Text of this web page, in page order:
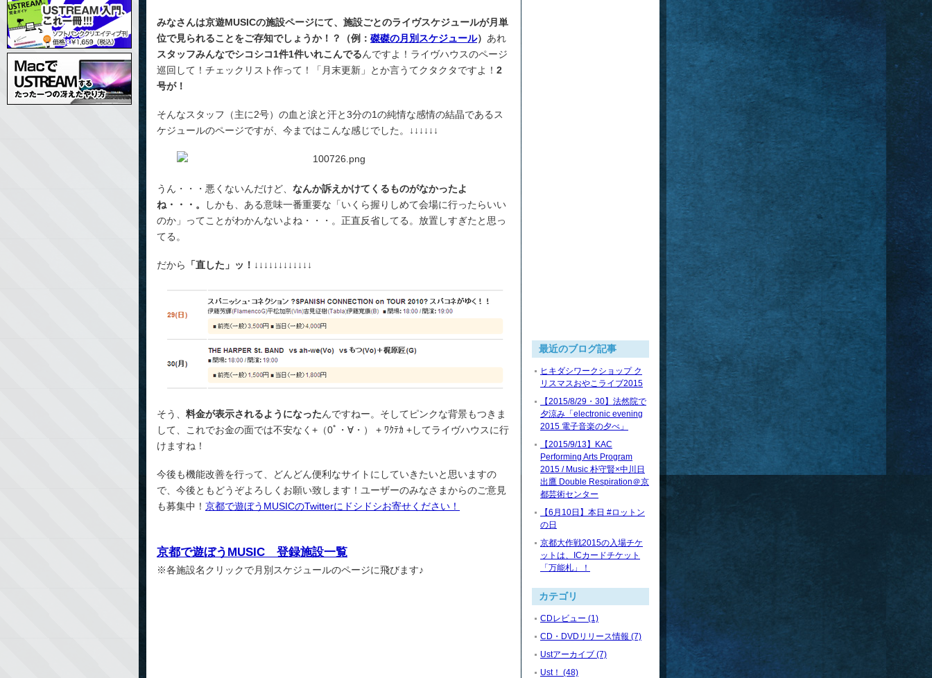
みなさんは京遊MUSICの施設ページにて、施設ごとのライヴスケジュールが月単
位で見られることをご存知でしょうか！？（例： 磔磔の月別スケジュール） あれ
スタッフみんなでシコシコ1件1件いれこんでるんですよ！ライヴハウスのページ
巡回して！チェックリスト作って！「月末更新」とか言うてクタクタですよ！ 2
号が！
そんなスタッフ（主に2号）の血と涙と汗と3分の1の純情な感情の結晶であるス
ケジュールのページですが、今まではこんな感じでした。↓↓↓↓↓↓
うん・・・悪くないんだけど、 なんか訴えかけてくるものがなかったよ
ね・・・。
しかも、ある意味一番重要な「いくら握りしめて会場に行ったらいい
のか」ってことがわかんないよね・・・。正直反省してる。放置しすぎたと思っ
てる。
だから 「直した」ッ！ ↓↓↓↓↓↓↓↓↓↓↓↓
そう、 料金が表示されるようになったんですねー。そしてピンクな背景もつきま
して、これでお金の面では不安なく+（0ﾟ・∀・） + ﾜｸﾃｶ +してライヴハウスに行
けますね！
今後も機能改善を行って、どんどん便利なサイトにしていきたいと思いますの
で、今後ともどうぞよろしくお願い致します！ユーザーのみなさまからのご意見
も募集中！ 京都で遊ぼうMUSICのTwitterにドシドシお寄せください！
京都で遊ぼうMUSIC 登録施設一覧
※各施設名クリックで月別スケジュールのページに飛びます♪
最近のブログ記事
ヒキダシワークショップ ク
リスマスおやこライブ2015
【2015/8/29・30】法然院で
夕涼み「electronic evening
2015 電子音楽の夕べ」
【2015/9/13】KAC
Performing Arts Program
2015 / Music 朴守賢×中川日
出鷹 Double Respiration＠京
都芸術センター
【6月10日】本日 #ロットン
の日
京都大作戦2015の入場チケ
ットは、ICカードチケット
「万能札」！
カテゴリ
CDレビュー (1)
CD・DVDリリース情報 (7)
Ustアーカイブ (7)
Ust！ (48)